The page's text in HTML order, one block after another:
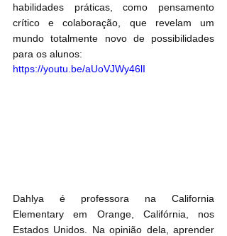
habilidades práticas, como pensamento
crítico e colaboração, que revelam um
mundo totalmente novo de possibilidades
para os alunos:
https://youtu.be/aUoVJWy46lI
Dahlya é professora na California
Elementary em Orange, Califórnia, nos
Estados Unidos. Na opinião dela, aprender